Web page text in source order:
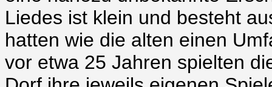
Liedes ist klein und besteht
hatten wie die alten einen
vor etwa 25 Jahren spielten